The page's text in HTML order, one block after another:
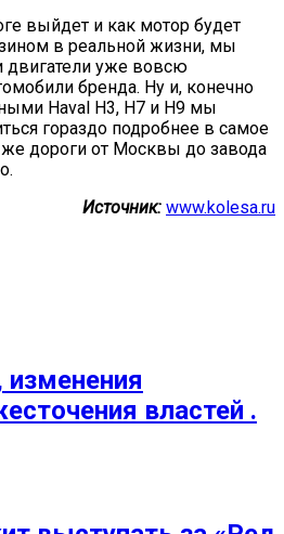
выйдет и как мотор будет
в реальной жизни, мы
двигатели уже вовсю
бренда. Ну и, конечно
Haval Н3, Н7 и Н9 мы
гораздо подробнее в самое
дороги от Москвы до завода
Источник: www.kolesa.ru
властей .